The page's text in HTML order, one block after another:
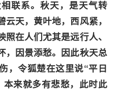
联系。秋天，是天气转
天，黄叶地，西风紧，
在人们尤其是远行人、
，因景添愁。因此秋天总
，令狐楚在这里说“平日
来就多有悲愁，此时此